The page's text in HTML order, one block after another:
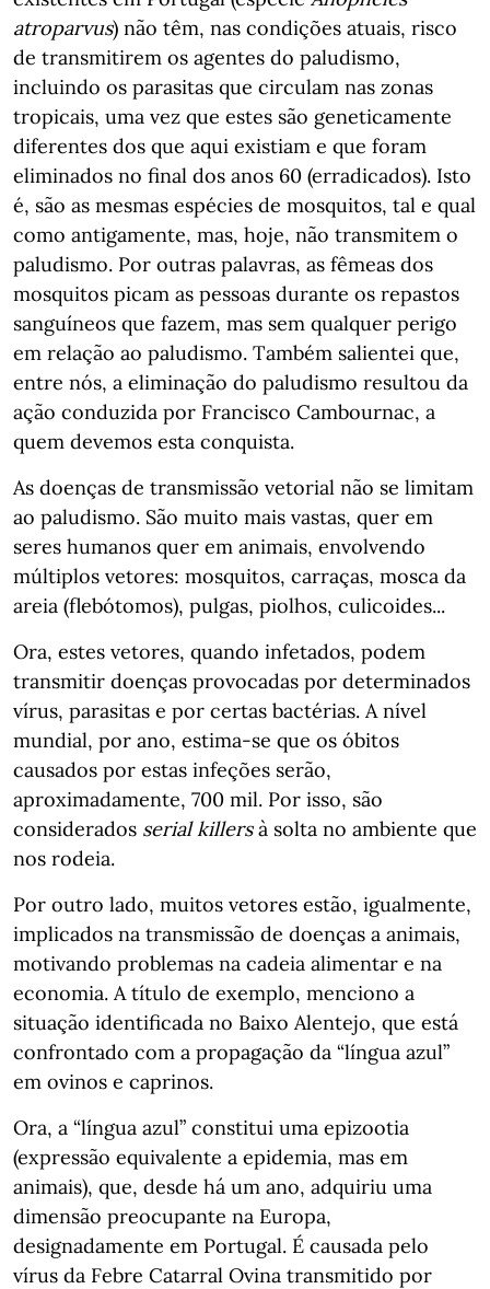
atroparvus) não têm, nas condições atuais, risco
de transmitirem os agentes do paludismo,
incluindo os parasitas que circulam nas zonas
tropicais, uma vez que estes são geneticamente
diferentes dos que aqui existiam e que foram
eliminados no final dos anos 60 (erradicados). Isto
é, são as mesmas espécies de mosquitos, tal e qual
como antigamente, mas, hoje, não transmitem o
paludismo. Por outras palavras, as fêmeas dos
mosquitos picam as pessoas durante os repastos
sanguíneos que fazem, mas sem qualquer perigo
em relação ao paludismo. Também salientei que,
entre nós, a eliminação do paludismo resultou da
ação conduzida por Francisco Cambournac, a
quem devemos esta conquista.
As doenças de transmissão vetorial não se limitam
ao paludismo. São muito mais vastas, quer em
seres humanos quer em animais, envolvendo
múltiplos vetores: mosquitos, carraças, mosca da
areia (flebótomos), pulgas, piolhos, culicoides...
Ora, estes vetores, quando infetados, podem
transmitir doenças provocadas por determinados
vírus, parasitas e por certas bactérias. A nível
mundial, por ano, estima-se que os óbitos
causados por estas infeções serão,
aproximadamente, 700 mil. Por isso, são
considerados serial killersà solta no ambiente que
nos rodeia.
Por outro lado, muitos vetores estão, igualmente,
implicados na transmissão de doenças a animais,
motivando problemas na cadeia alimentar e na
economia. A título de exemplo, menciono a
situação identificada no Baixo Alentejo, que está
confrontado com a propagação da “língua azul”
em ovinos e caprinos.
Ora, a “língua azul” constitui uma epizootia
(expressão equivalente a epidemia, mas em
animais), que, desde há um ano, adquiriu uma
dimensão preocupante na Europa,
designadamente em Portugal. É causada pelo
vírus da Febre Catarral Ovina transmitido por